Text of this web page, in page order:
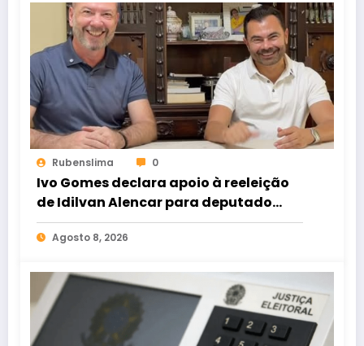
Rubenslima 0
Ivo Gomes declara apoio à reeleição
de Idilvan Alencar para deputado
federal
Agosto 8, 2026